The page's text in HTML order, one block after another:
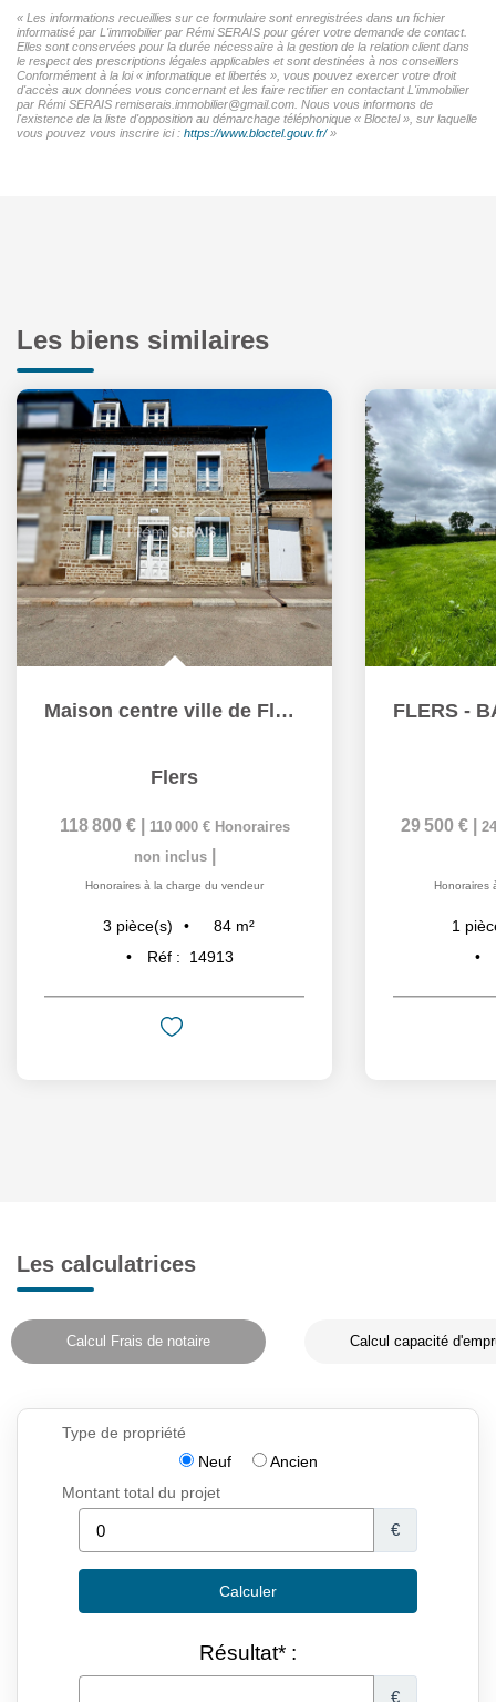
« Les informations recueillies sur ce formulaire sont enregistrées dans un fichier
informatisé par L'immobilier par Rémi SERAIS pour gérer votre demande de contact.
Elles sont conservées pour la durée nécessaire à la gestion de la relation client dans
le respect des prescriptions légales applicables et sont destinées à nos conseillers
Conformément à la loi « informatique et libertés », vous pouvez exercer votre droit
d'accès aux données vous concernant et les faire rectifier en contactant L'immobilier
par Rémi SERAIS remiserais.immobilier@gmail.com. Nous vous informons de
l'existence de la liste d'opposition au démarchage téléphonique « Bloctel », sur laquelle
vous pouvez vous inscrire ici : https://www.bloctel.gouv.fr/»
Les biens similaires
Maison centre ville de Flers proximité immédiate des...
Flers
118 800 € 110 000 € Honoraires
non inclus
Honoraires à la charge du vendeur
3 pièce(s) 84 m²
Réf :
14913
29 500 €
Honoraires
1
Les calculatrices
Calcul Frais de notaire Calcul capacité